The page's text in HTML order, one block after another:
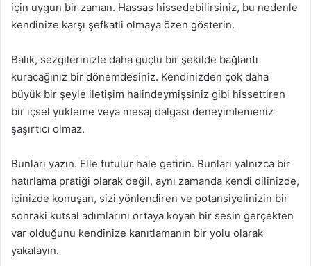
için uygun bir zaman. Hassas hissedebilirsiniz, bu nedenle
kendinize karşı şefkatli olmaya özen gösterin.
Balık, sezgilerinizle daha güçlü bir şekilde bağlantı
kuracağınız bir dönemdesiniz. Kendinizden çok daha
büyük bir şeyle iletişim halindeymişsiniz gibi hissettiren
bir içsel yükleme veya mesaj dalgası deneyimlemeniz
şaşırtıcı olmaz.
Bunları yazın. Elle tutulur hale getirin. Bunları yalnızca bir
hatırlama pratiği olarak değil, aynı zamanda kendi dilinizde,
içinizde konuşan, sizi yönlendiren ve potansiyelinizin bir
sonraki kutsal adımlarını ortaya koyan bir sesin gerçekten
var olduğunu kendinize kanıtlamanın bir yolu olarak
yakalayın.